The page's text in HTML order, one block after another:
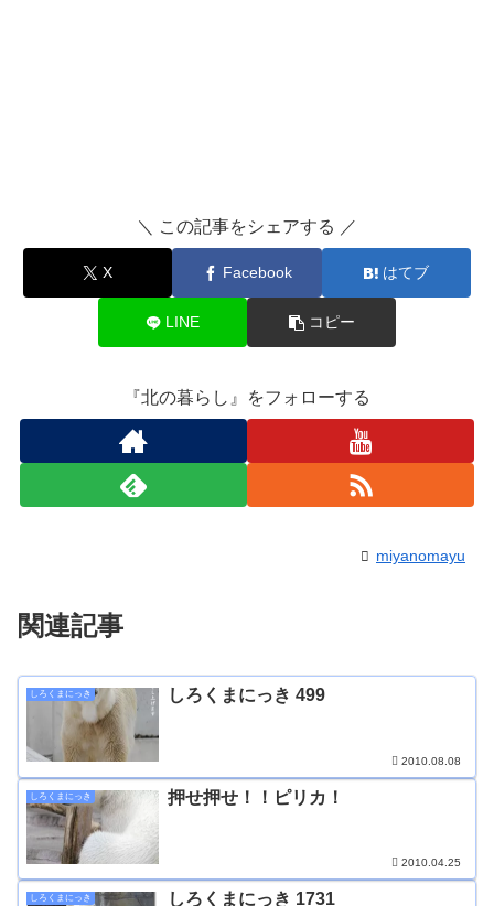
＼ この記事をシェアする ／
X Facebook はてブ
LINE コピー
『北の暮らし』をフォローする
miyanomayu
関連記事
しろくまにっき しろくまにっき 499
2010.08.08
しろくまにっき 押せ押せ！！ピリカ！
2010.04.25
しろくまにっき しろくまにっき 1731